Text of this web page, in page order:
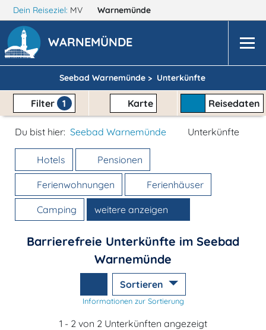
Dein Reiseziel: MV Warnemünde
WARNEMÜNDE
Seebad Warnemünde > Unterkünfte
Filter 1 Karte Reisedaten
Du bist hier: Seebad Warnemünde Unterkünfte
Hotels Pensionen
Ferienwohnungen Ferienhäuser
Camping weitere anzeigen
Barrierefreie Unterkünfte im Seebad
Warnemünde
Sortieren
Informationen zur Sortierung
1 - 2 von 2 Unterkünften angezeigt